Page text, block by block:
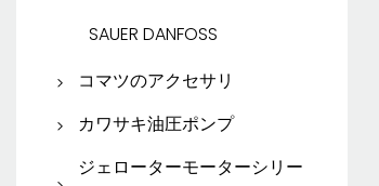
SAUER DANFOSS
コマツのアクセサリ
コマツのスペアパーツ
カワサキ油圧ポンプ
カワサキピストンポンプ
ジェローターモーターシリー